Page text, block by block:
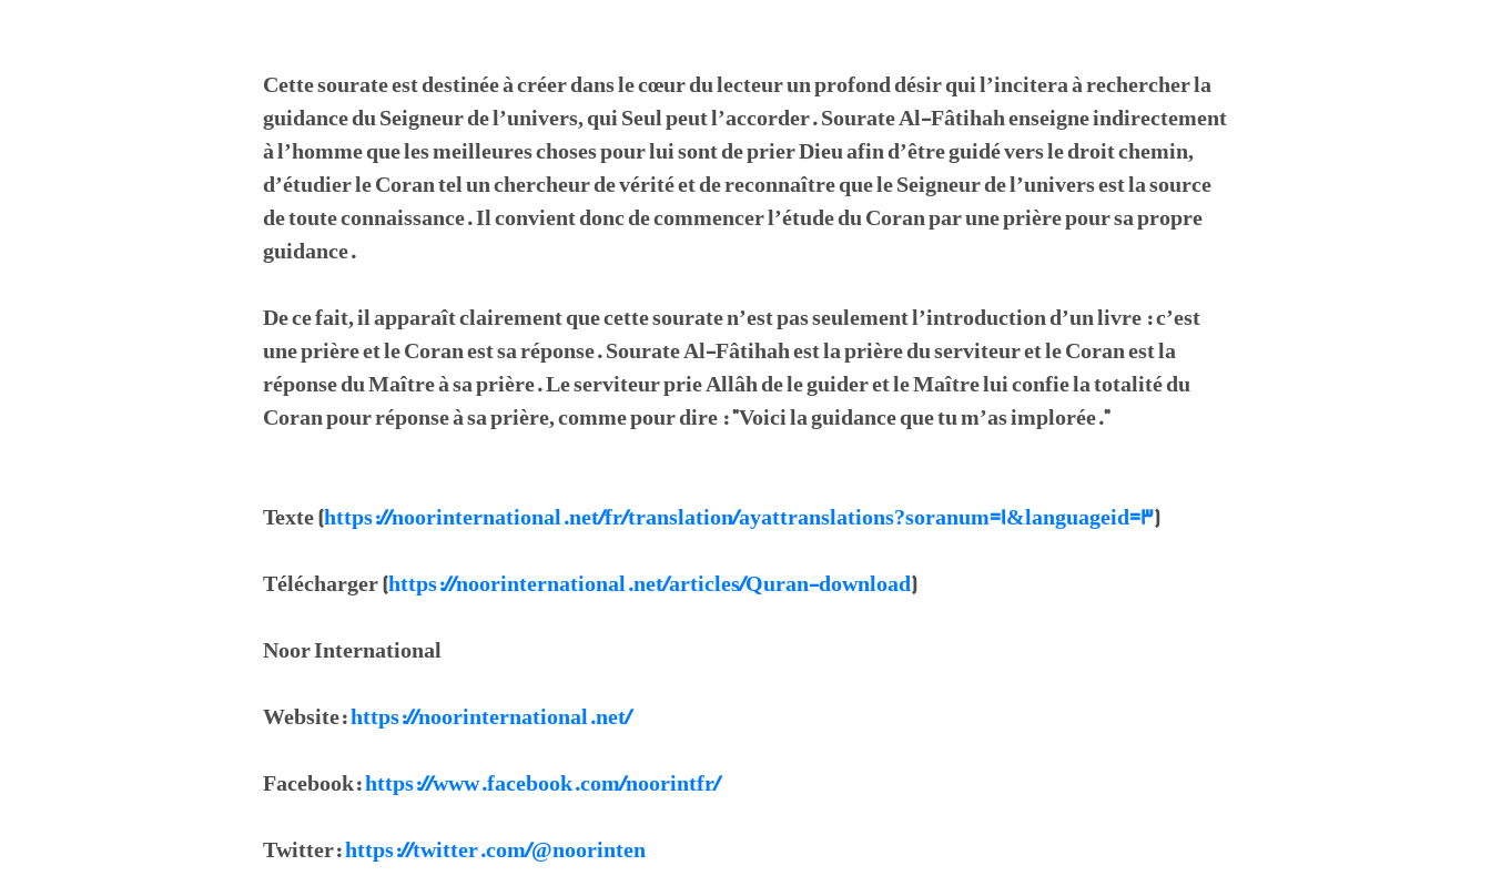
Cette sourate est destinée à créer dans le cœur du lecteur un profond désir qui l’incitera à rechercher la
guidance du Seigneur de l’univers, qui Seul peut l’accorder. Sourate Al-Fâtihah enseigne indirectement
à l’homme que les meilleures choses pour lui sont de prier Dieu afin d’être guidé vers le droit chemin,
d’étudier le Coran tel un chercheur de vérité et de reconnaître que le Seigneur de l’univers est la source
de toute connaissance. Il convient donc de commencer l’étude du Coran par une prière pour sa propre
guidance.
De ce fait, il apparaît clairement que cette sourate n’est pas seulement l’introduction d’un livre : c’est
une prière et le Coran est sa réponse. Sourate Al-Fâtihah est la prière du serviteur et le Coran est la
réponse du Maître à sa prière. Le serviteur prie Allâh de le guider et le Maître lui confie la totalité du
Coran pour réponse à sa prière, comme pour dire : "Voici la guidance que tu m’as implorée."
Texte (https://noorinternational.net/fr/translation/ayattranslations?soranum=1&languageid=3)
Télécharger (https://noorinternational.net/articles/Quran-download)
Noor International
Website:https://noorinternational.net/
Facebook:https://www.facebook.com/noorintfr/
Twitter:https://twitter.com/@noorinten